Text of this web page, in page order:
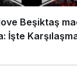
Beşiktaş
İşte